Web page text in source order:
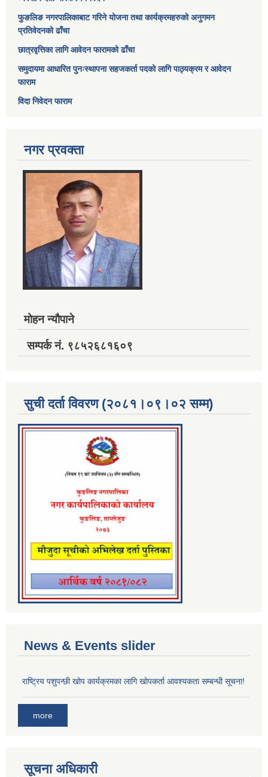
फुङलिङ नगरपालिकाबाट गरिने योजना तथा कार्यक्रमहरुको अनुगमन
प्रतिवेदनको ढाँचा
छात्रवृत्तिका लागि आवेदन फारामको ढाँचा
समुदायमा आधारित पुनःस्थापना सहजकर्ता पदको लागि पाठ्यक्रम र आवेदन
फाराम
विदा निवेदन फाराम
नगर प्रवक्ता
मोहन न्यौपाने
सम्पर्क नं. ९८५२६८१६०९
सुची दर्ता विवरण (२०८१।०९।०२ सम्म)
News & Events slider
राष्ट्रिय पशुपन्छी खोप कार्यक्रमका लागि खोपकर्ता आवश्यकता सम्बन्धी सूचना!
more
सूचना अधिकारी